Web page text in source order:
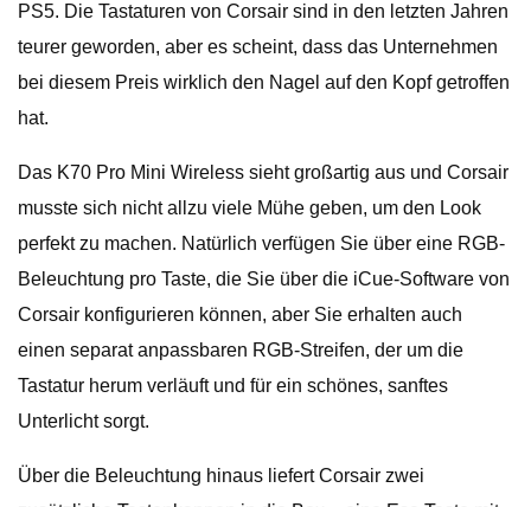
PS5. Die Tastaturen von Corsair sind in den letzten Jahren
teurer geworden, aber es scheint, dass das Unternehmen
bei diesem Preis wirklich den Nagel auf den Kopf getroffen
hat.
Das K70 Pro Mini Wireless sieht großartig aus und Corsair
musste sich nicht allzu viele Mühe geben, um den Look
perfekt zu machen. Natürlich verfügen Sie über eine RGB-
Beleuchtung pro Taste, die Sie über die iCue-Software von
Corsair konfigurieren können, aber Sie erhalten auch
einen separat anpassbaren RGB-Streifen, der um die
Tastatur herum verläuft und für ein schönes, sanftes
Unterlicht sorgt.
Über die Beleuchtung hinaus liefert Corsair zwei